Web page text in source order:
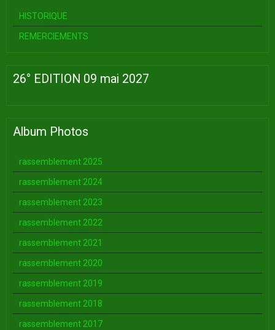
HISTORIQUE
REMERCIEMENTS
26° EDITION 09 mai 2027
Album Photos
rassemblement 2025
rassemblement 2024
rassemblement 2023
rassemblement 2022
rassemblement 2021
rassemblement 2020
rassemblement 2019
rassemblement 2018
rassemblement 2017